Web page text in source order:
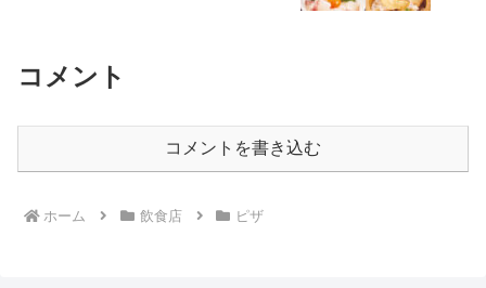
コメント
コメントを書き込む
ホーム 飲食店 ピザ